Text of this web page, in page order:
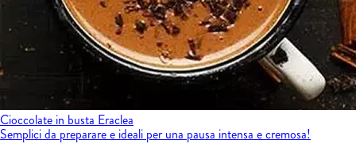
Cioccolate in busta Eraclea
Semplici da preparare e ideali per una pausa intensa e cremosa!